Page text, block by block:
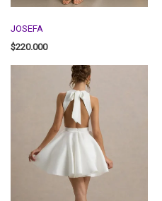
JOSEFA
$220.000